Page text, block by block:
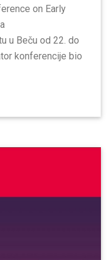
on Early
u Beču od 22. do
konferencije bio